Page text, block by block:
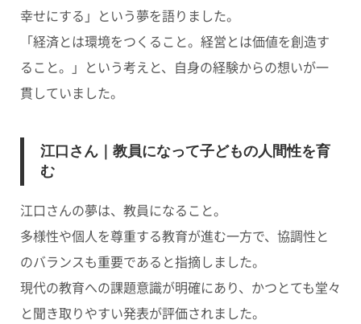
幸せにする」という夢を語りました。
「経済とは環境をつくること。経営とは価値を創造す
ること。」という考えと、自身の経験からの想いが一
貫していました。
江口さん｜教員になって子どもの人間性を育
む
江口さんの夢は、教員になること。
多様性や個人を尊重する教育が進む一方で、協調性と
のバランスも重要であると指摘しました。
現代の教育への課題意識が明確にあり、かつとても堂々
と聞き取りやすい発表が評価されました。